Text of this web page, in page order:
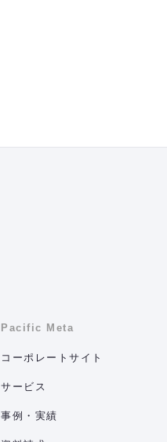
Pacific Meta
コーポレートサイト
サービス
事例・実績